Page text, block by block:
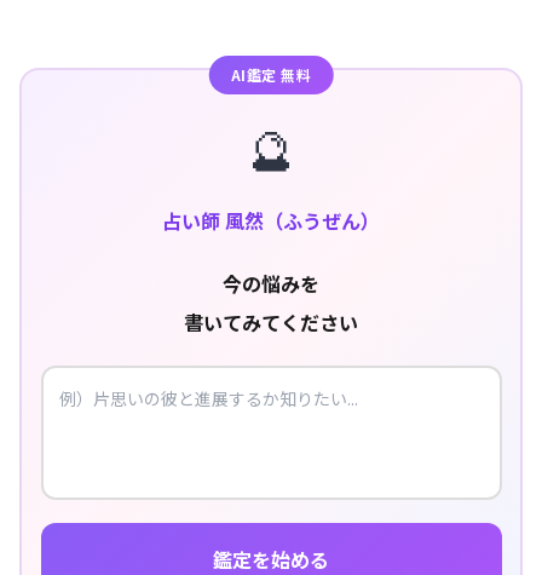
AI鑑定 無料
🔮
占い師 風然（ふうぜん）
今の悩みを
書いてみてください
鑑定を始める